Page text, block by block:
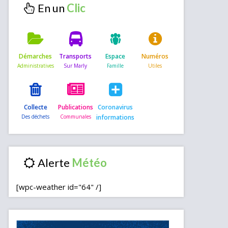
En un
Démarches Transports Espace Numéros
Collecte Publications Coronavirus
informations
Alerte
[wpc-weather id="64" /]